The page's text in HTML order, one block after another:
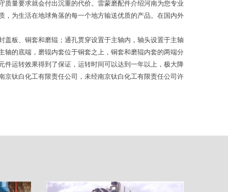
量要求就会付出沉重的代价。雷蒙磨配件介绍河南为您专业
为生活在地球角落的每一个地方输送优质的产品。在国内外
板、铜套和磨辊；通孔贯穿设置于主轴内，轴头设置于主轴
的底端，磨辊内套位于铜套之上，铜套和磨辊内套的两端分
运转效果得到了保证，运转时间可以达到一年以上，极大降
钛白化工有限责任公司，未经南京钛白化工有限责任公司许